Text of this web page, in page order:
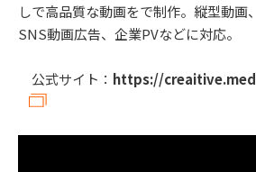
しで高品質な動画をで制作。縦型動画
SNS動画広告、企業PVなどに対応。
公式サイト： https://